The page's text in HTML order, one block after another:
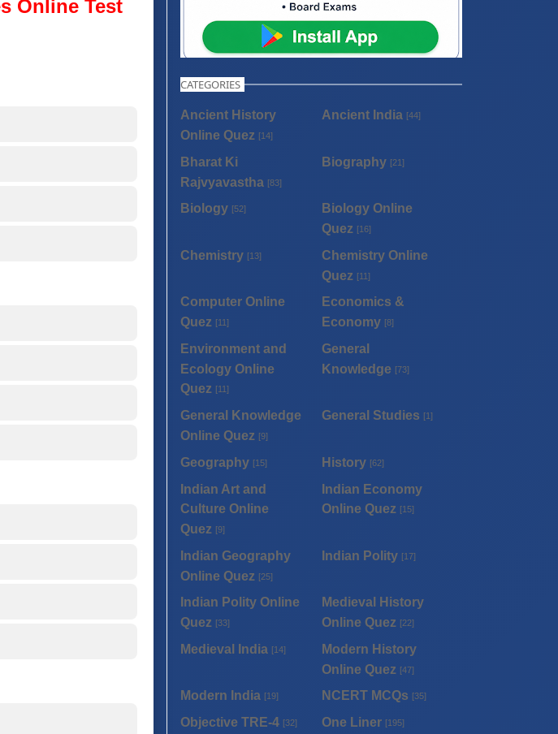
Online Test
CATEGORIES
Ancient History
Online Quez [14]
Ancient India [44]
Bharat Ki
Rajvyavastha [83]
Biography [21]
Biology [52]
Biology Online
Quez [16]
Chemistry [13]
Chemistry Online
Quez [11]
Computer Online
Quez [11]
Economics &
Economy [8]
Environment and
Ecology Online
Quez [11]
General
Knowledge [73]
General Knowledge
Online Quez [9]
General Studies [1]
Geography [15] History [62]
Indian Art and
Culture Online
Quez [9]
Indian Economy
Online Quez [15]
Indian Geography
Online Quez [25]
Indian Polity [17]
Indian Polity Online
Quez [33]
Medieval History
Online Quez [22]
Medieval India [14]
Modern History
Online Quez [47]
Modern India [19] NCERT MCQs [35]
Objective TRE-4 [32] One Liner [195]